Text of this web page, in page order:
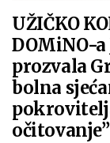
UŽIČKO
DOMiNO-
prozvala
bolna
očitovanje”